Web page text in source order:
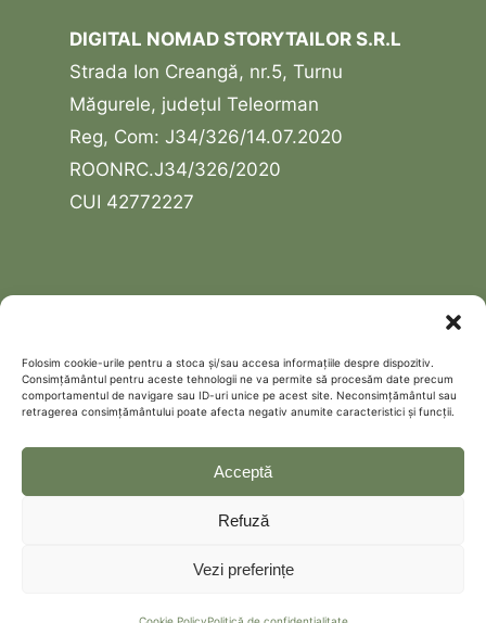
Folosim cookie-urile pentru a stoca și/sau accesa informațiile despre dispozitiv.
Consimțământul pentru aceste tehnologii ne va permite să procesăm date precum
comportamentul de navigare sau ID-uri unice pe acest site. Neconsimțământul sau
retragerea consimțământului poate afecta negativ anumite caracteristici și funcții.
Acceptă
Refuză
Vezi preferințe
DIGITAL NOMAD STORYTAILOR S.R.L
Strada Ion Creangă, nr.5, Turnu
Măgurele, județul Teleorman
Reg, Com: J34/326/14.07.2020
ROONRC.J34/326/2020
CUI 42772227
Contact
Schedule a free discovery call
Politică de confidențialitate